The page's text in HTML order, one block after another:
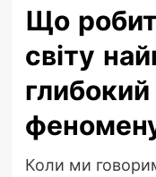
Що
світу
Коли ми